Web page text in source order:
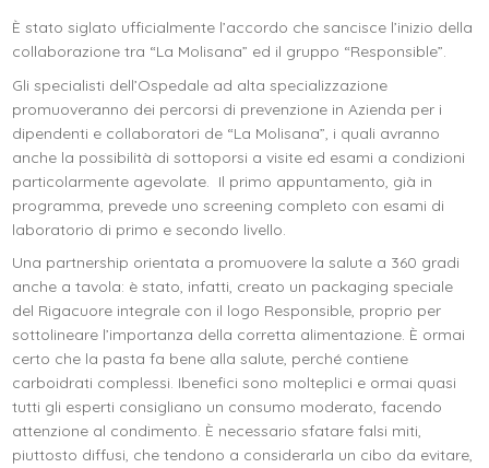
È stato siglato ufficialmente l’accordo che sancisce l’inizio della
collaborazione tra “La Molisana” ed il gruppo “Responsible”.
Gli specialisti dell’Ospedale ad alta specializzazione
promuoveranno dei percorsi di prevenzione in Azienda per i
dipendenti e collaboratori de “La Molisana”, i quali avranno
anche la possibilità di sottoporsi a visite ed esami a condizioni
particolarmente agevolate. Il primo appuntamento, già in
programma, prevede uno screening completo con esami di
laboratorio di primo e secondo livello.
Una partnership orientata a promuovere la salute a 360 gradi
anche a tavola: è stato, infatti, creato un packaging speciale
del Rigacuore integrale con il logo Responsible, proprio per
sottolineare l’importanza della corretta alimentazione. È ormai
certo che la pasta fa bene alla salute, perché contiene
carboidrati complessi. Ibenefici sono molteplici e ormai quasi
tutti gli esperti consigliano un consumo moderato, facendo
attenzione al condimento. È necessario sfatare falsi miti,
piuttosto diffusi, che tendono a considerarla un cibo da evitare,